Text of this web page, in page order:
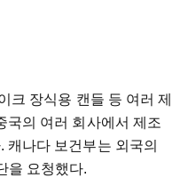
크 장식용 캔들 등 여러 제
국의 여러 회사에서 제조
캐나다 보건부는 외국의
을 요청했다.